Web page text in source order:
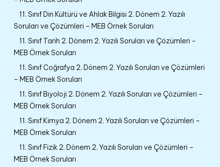
11. Sınıf Din Kültürü ve Ahlak Bilgisi 2. Dönem 2. Yazılı
Soruları ve Çözümleri – MEB Örnek Soruları
11. Sınıf Tarih 2. Dönem 2. Yazılı Soruları ve Çözümleri –
MEB Örnek Soruları
11. Sınıf Coğrafya 2. Dönem 2. Yazılı Soruları ve Çözümleri
– MEB Örnek Soruları
11. Sınıf Biyoloji 2. Dönem 2. Yazılı Soruları ve Çözümleri –
MEB Örnek Soruları
11. Sınıf Kimya 2. Dönem 2. Yazılı Soruları ve Çözümleri –
MEB Örnek Soruları
11. Sınıf Fizik 2. Dönem 2. Yazılı Soruları ve Çözümleri –
MEB Örnek Soruları